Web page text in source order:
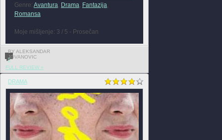
Genre: Avantura, Drama, Fantazija,
Romansa
Moje mišljenje: 3 / 5 - Prosečan
BY ALEKSANDAR
JOVANOVIC
0
FULL REVIEW »
DRAMA